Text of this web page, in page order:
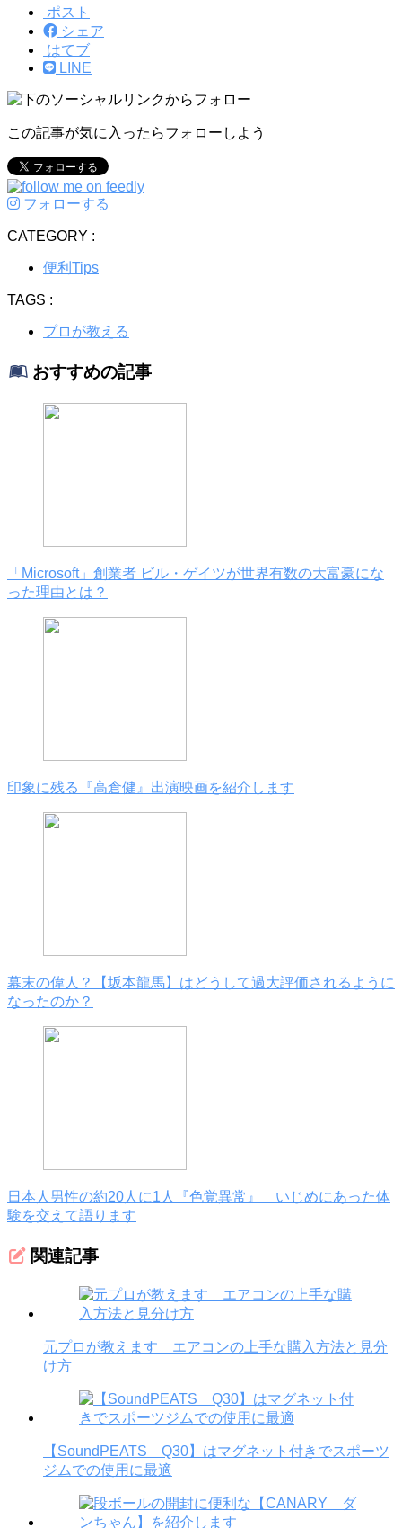
ポスト
シェア
はてブ
LINE
この記事が気に入ったらフォローしよう
フォローする
CATEGORY :
便利Tips
TAGS :
プロが教える
おすすめの記事
「Microsoft」創業者 ビル・ゲイツが世界有数の大富豪にな
った理由とは？
印象に残る『高倉健』出演映画を紹介します
幕末の偉人？【坂本龍馬】はどうして過大評価されるように
なったのか？
日本人男性の約20人に1人『色覚異常』 いじめにあった体
験を交えて語ります
関連記事
元プロが教えます エアコンの上手な購入方法と見分
け方
【SoundPEATS Q30】はマグネット付きでスポーツ
ジムでの使用に最適